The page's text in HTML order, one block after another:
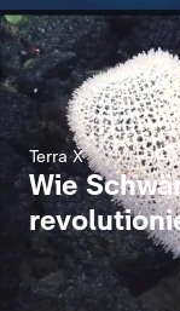
Terra X
Wie